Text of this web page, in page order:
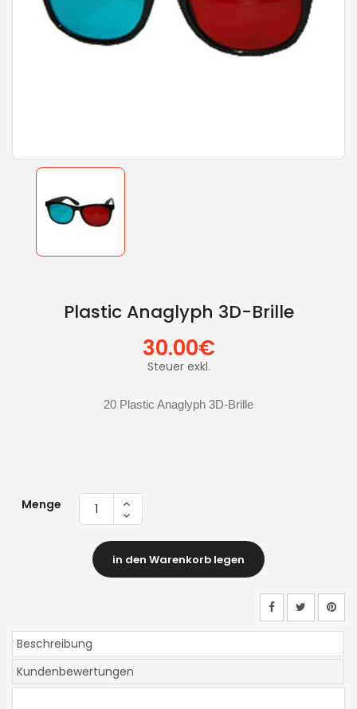
Plastic Anaglyph 3D-Brille
30.00€
Steuer exkl.
20 Plastic Anaglyph 3D-Brille
Menge
in den Warenkorb legen
Beschreibung
Kundenbewertungen